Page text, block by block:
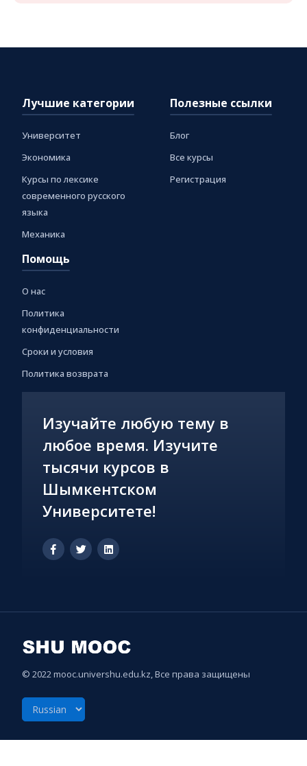
Лучшие категории
Университет
Экономика
Курсы по лексике
современного русского
языка
Механика
Полезные ссылки
Блог
Все курсы
Регистрация
Помощь
О нас
Политика
конфиденциальности
Сроки и условия
Политика возврата
Изучайте любую тему в
любое время. Изучите
тысячи курсов в
Шымкентском
Университете!
© 2022 mooc.univershu.edu.kz, Все права защищены